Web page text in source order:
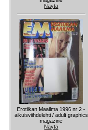
Näytä
Erotiikan Maailma 1996 nr 2 -
aikuisviihdelehti / adult graphics
magazine
Näytä